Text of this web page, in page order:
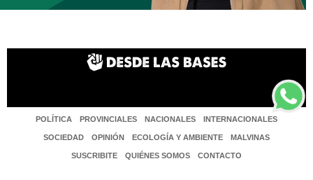
POLÍTICA PROVINCIALES NACIONALES INTERNACIONALES
SOCIEDAD OPINIÓN ECOLOGÍA Y AMBIENTE MALVINAS
SUSCRIBITE QUIÉNES SOMOS CONTACTO